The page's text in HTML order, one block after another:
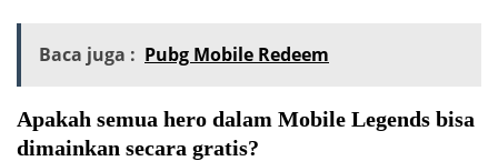
Baca juga : Pubg Mobile Redeem
Apakah semua hero dalam Mobile Legends bisa
dimainkan secara gratis?